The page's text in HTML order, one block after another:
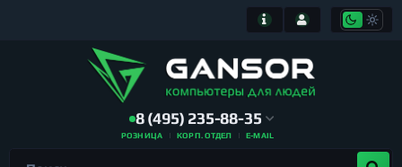
8 (495) 235-88-35
РОЗНИЦА КОРП. ОТДЕЛ E-MAIL